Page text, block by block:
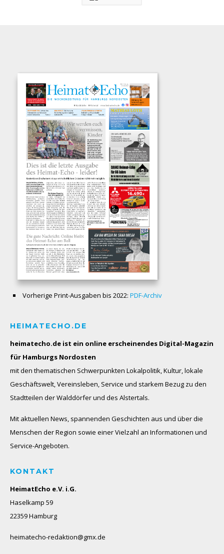
Vorherige Print-Ausgaben bis 2022: PDF-Archiv
HEIMATECHO.DE
heimatecho.de ist ein online erscheinendes Digital-Magazin
für Hamburgs Nordosten
mit den thematischen Schwerpunkten Lokalpolitik, Kultur, lokale
Geschäftswelt, Vereinsleben, Service und starkem Bezug zu den
Stadtteilen der Walddörfer und des Alstertals.
Mit aktuellen News, spannenden Geschichten aus und über die
Menschen der Region sowie einer Vielzahl an Informationen und
Service-Angeboten.
KONTAKT
HeimatEcho e.V. i.G.
Haselkamp 59
22359 Hamburg
heimatecho-redaktion@gmx.de